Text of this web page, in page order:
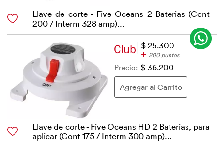
Llave de corte - Five Oceans 2 Baterias (Cont
200 / Interm 328 amp)...
$ 25.300
+ 200 puntos
Precio: $ 36.200
Llave de corte - Five Oceans HD 2 Baterias, para
aplicar (Cont 175 / Interm 300 amp)...